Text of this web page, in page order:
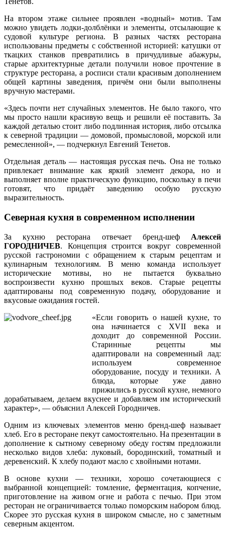
На втором этаже сильнее проявлен «водный» мотив. Там
можно увидеть лодки-долблёнки и элементы, отсылающие к
судовой культуре региона. В разных частях ресторана
использованы предметы с собственной историей: катушки от
ткацких станков превратились в причудливые абажуры,
старые архитектурные детали получили новое прочтение в
структуре ресторана, а росписи стали красивым дополнением
общей картины заведения, причём они были выполнены
вручную мастерами.
«Здесь почти нет случайных элементов. Не было такого, что
мы просто нашли красивую вещь и решили её поставить. За
каждой деталью стоит либо подлинная история, либо отсылка
к северной традиции — домовой, промысловой, морской или
ремесленной», — подчеркнул Евгений Тенетов.
Отдельная деталь — настоящая русская печь. Она не только
привлекает внимание как яркий элемент декора, но и
выполняет вполне практическую функцию, поскольку в печи
готовят, что придаёт заведению особую русскую
выразительность.
Северная кухня в современном исполнении
За кухню ресторана отвечает бренд-шеф Алексей
ГОРОДНИЧЕВ. Концепция строится вокруг современной
русской гастрономии с обращением к старым рецептам и
кулинарным технологиям. В меню команда использует
исторические мотивы, но не пытается буквально
воспроизвести кухню прошлых веков. Старые рецепты
адаптированы под современную подачу, оборудование и
вкусовые ожидания гостей.
«Если говорить о нашей кухне, то
она начинается с XVII века и
доходит до современной России.
Старинные рецепты мы
адаптировали на современный лад:
используем современное
оборудование, посуду и техники. А
блюда, которые уже давно
прижились в русской кухне, немного
дорабатываем, делаем вкуснее и добавляем им исторический
характер», — объяснил Алексей Городничев.
Одним из ключевых элементов меню бренд-шеф называет
хлеб. Его в ресторане пекут самостоятельно. На презентации в
дополнение к сытному северному обеду гостям предложили
несколько видов хлеба: луковый, бородинский, томатный и
деревенский. К хлебу подают масло с хвойными нотами.
В основе кухни — техники, хорошо сочетающиеся с
выбранной концепцией: томление, ферментация, копчение,
приготовление на живом огне и работа с печью. При этом
ресторан не ограничивается только поморским набором блюд.
Скорее это русская кухня в широком смысле, но с заметным
северным акцентом.